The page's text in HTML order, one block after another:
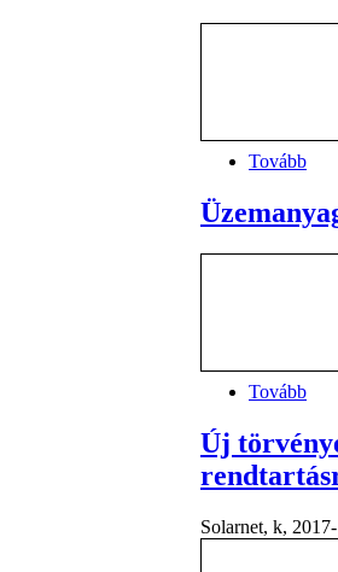
Tovább
Tovább
Új
Solarnet, k,